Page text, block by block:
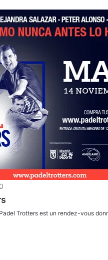
Trotters est un rendez-vous